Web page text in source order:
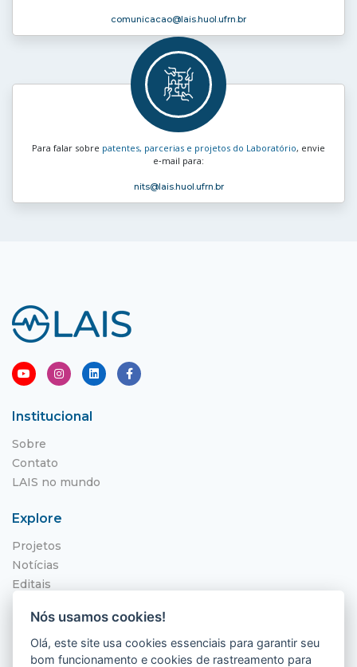
comunicacao@lais.huol.ufrn.br
Para falar sobre patentes, parcerias e projetos do Laboratório, envie
e‑mail para:
nits@lais.huol.ufrn.br
Institucional
Sobre
Contato
LAIS no mundo
Explore
Projetos
Notícias
Editais
Localização
Nós usamos cookies!
Olá, este site usa cookies essenciais para garantir seu
bom funcionamento e cookies de rastreamento para